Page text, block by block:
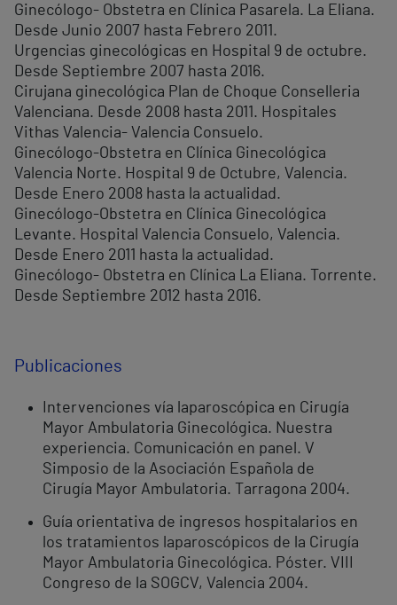
Ginecólogo- Obstetra en Clínica Pasarela. La Eliana.
Desde Junio 2007 hasta Febrero 2011.
Urgencias ginecológicas en Hospital 9 de octubre.
Desde Septiembre 2007 hasta 2016.
Cirujana ginecológica Plan de Choque Conselleria
Valenciana. Desde 2008 hasta 2011. Hospitales
Vithas Valencia- Valencia Consuelo.
Ginecólogo-Obstetra en Clínica Ginecológica
Valencia Norte. Hospital 9 de Octubre, Valencia.
Desde Enero 2008 hasta la actualidad.
Ginecólogo-Obstetra en Clínica Ginecológica
Levante. Hospital Valencia Consuelo, Valencia.
Desde Enero 2011 hasta la actualidad.
Ginecólogo- Obstetra en Clínica La Eliana. Torrente.
Desde Septiembre 2012 hasta 2016.
Publicaciones
Intervenciones vía laparoscópica en Cirugía
Mayor Ambulatoria Ginecológica. Nuestra
experiencia. Comunicación en panel. V
Simposio de la Asociación Española de
Cirugía Mayor Ambulatoria. Tarragona 2004.
Guía orientativa de ingresos hospitalarios en
los tratamientos laparoscópicos de la Cirugía
Mayor Ambulatoria Ginecológica. Póster. VIII
Congreso de la SOGCV, Valencia 2004.